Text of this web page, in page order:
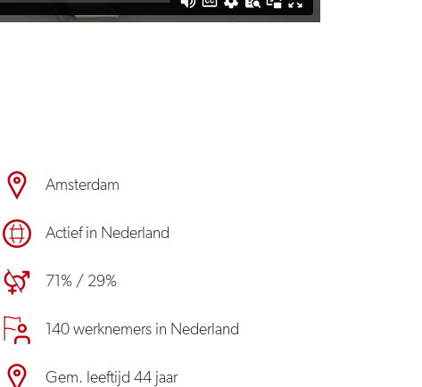
Amsterdam
Actief in Nederland
71% / 29%
140 werknemers in Nederland
Gem. leeftijd 44 jaar